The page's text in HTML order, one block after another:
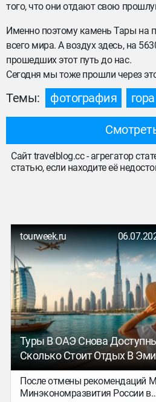
того, что они отдают свою
Именно поэтому камень Тары на
всего мира. А воздух здесь, на
прошедших этот путь до нас.
Сегодня мы тоже прошли через
Темы: фотография гора
Сайт travelblog.cc - агрегатор
статью, если находите её
tourweek.ru
Туры В ОАЭ Снова
Сколько Стоит Отдых В
Летом 2026 Года
После отмены рекомендаций
Минэкономразвития России в